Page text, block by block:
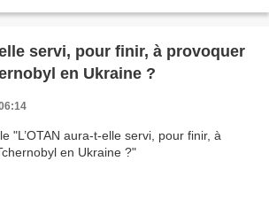
elle servi, pour finir, à provoquer
en Ukraine ?